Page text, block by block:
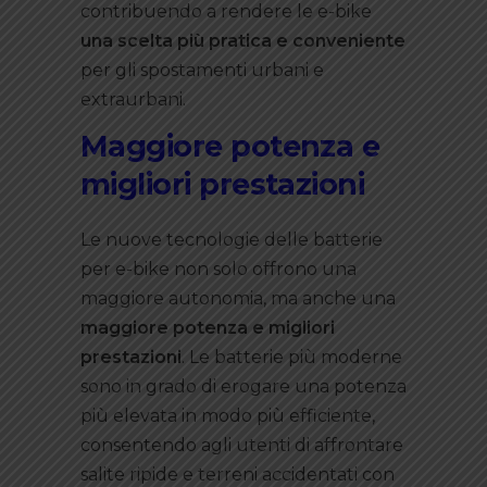
contribuendo a rendere le e-bike
una scelta più pratica e conveniente
per gli spostamenti urbani e
extraurbani.
Maggiore potenza e
migliori prestazioni
Le nuove tecnologie delle batterie
per e-bike non solo offrono una
maggiore autonomia, ma anche una
maggiore potenza e migliori
prestazioni. Le batterie più moderne
sono in grado di erogare una potenza
più elevata in modo più efficiente,
consentendo agli utenti di affrontare
salite ripide e terreni accidentati con